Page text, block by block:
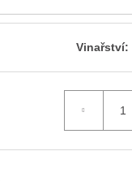
Vinařství: